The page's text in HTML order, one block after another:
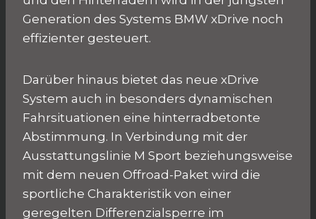
Generation des Systems BMW xDrive noch
effizienter gesteuert.
Darüber hinaus bietet das neue xDrive
System auch in besonders dynamischen
Fahrsituationen eine hinterradbetonte
Abstimmung. In Verbindung mit der
Ausstattungslinie M Sport beziehungsweise
mit dem neuen Offroad-Paket wird die
sportliche Charakteristik von einer
geregelten Differenzialsperre im